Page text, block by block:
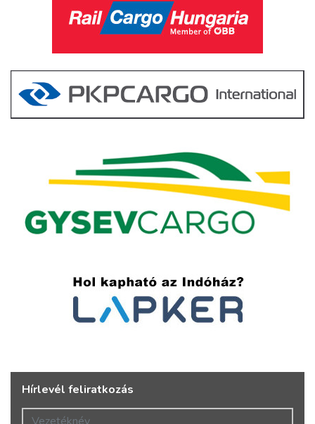
Hírlevél feliratkozás
Vezetéknév